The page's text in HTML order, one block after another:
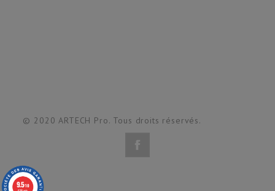
© 2020 ARTECH Pro. Tous droits réservés.
9.5/10